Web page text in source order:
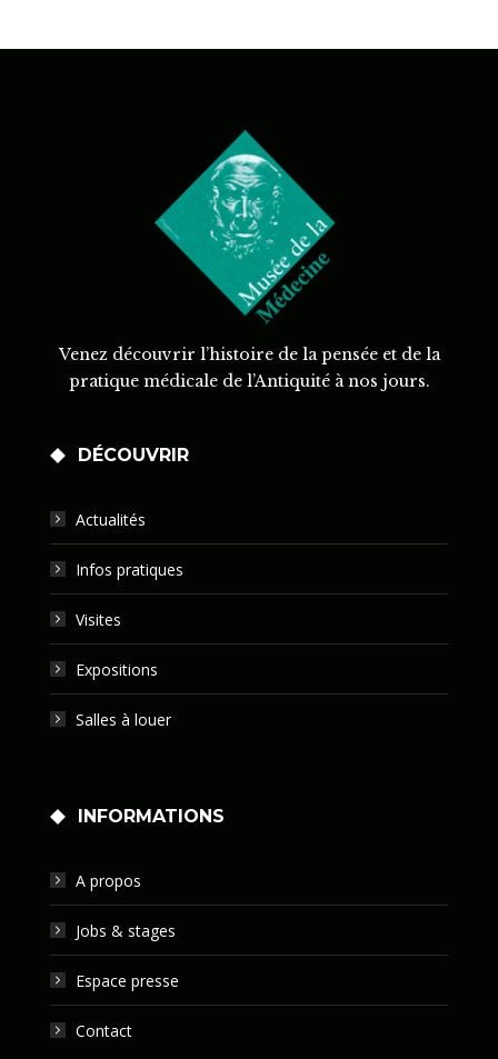
Venez découvrir l’histoire de la pensée et de la
pratique médicale de l’Antiquité à nos jours.
DÉCOUVRIR
Actualités
Infos pratiques
Visites
Expositions
Salles à louer
INFORMATIONS
A propos
Jobs & stages
Espace presse
Contact